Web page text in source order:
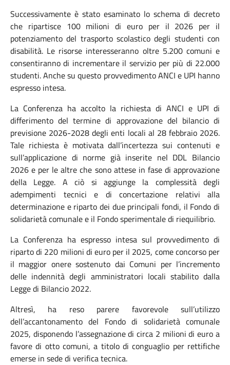
Successivamente è stato esaminato lo schema di decreto
che ripartisce 100 milioni di euro per il 2026 per il
potenziamento del trasporto scolastico degli studenti con
disabilità. Le risorse interesseranno oltre 5.200 comuni e
consentiranno di incrementare il servizio per più di 22.000
studenti. Anche su questo provvedimento ANCI e UPI hanno
espresso intesa.
La Conferenza ha accolto la richiesta di ANCI e UPI di
differimento del termine di approvazione del bilancio di
previsione 2026-2028 degli enti locali al 28 febbraio 2026.
Tale richiesta è motivata dall’incertezza sui contenuti e
sull’applicazione di norme già inserite nel DDL Bilancio
2026 e per le altre che sono attese in fase di approvazione
della Legge. A ciò si aggiunge la complessità degli
adempimenti tecnici e di concertazione relativi alla
determinazione e riparto dei due principali fondi, il Fondo di
solidarietà comunale e il Fondo sperimentale di riequilibrio.
La Conferenza ha espresso intesa sul provvedimento di
riparto di 220 milioni di euro per il 2025, come concorso per
il maggior onere sostenuto dai Comuni per l’incremento
delle indennità degli amministratori locali stabilito dalla
Legge di Bilancio 2022.
Altresì, ha reso parere favorevole sull’utilizzo
dell’accantonamento del Fondo di solidarietà comunale
2025, disponendo l’assegnazione di circa 2 milioni di euro a
favore di otto comuni, a titolo di conguaglio per rettifiche
emerse in sede di verifica tecnica.